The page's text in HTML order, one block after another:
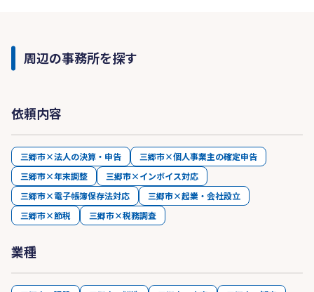
周辺の事務所を探す
依頼内容
三郷市×法人の決算・申告
三郷市×個人事業主の確定申告
三郷市×年末調整
三郷市×インボイス対応
三郷市×電子帳簿保存法対応
三郷市×起業・会社設立
三郷市×節税
三郷市×税務調査
業種